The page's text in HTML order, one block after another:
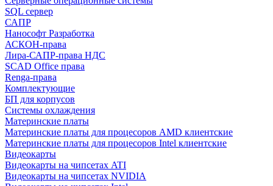
SQL сервер
САПР
Нанософт Разработка
АСКОН-права
Лира-САПР-права НДС
SCAD Office права
Renga-права
Комплектующие
БП для корпусов
Системы охлаждения
Материнские платы
Материнские платы для процесоров AMD клиентские
Материнские платы для процесоров Intel клиентские
Видеокарты
Видеокарты на чипсетах ATI
Видеокарты на чипсетах NVIDIA